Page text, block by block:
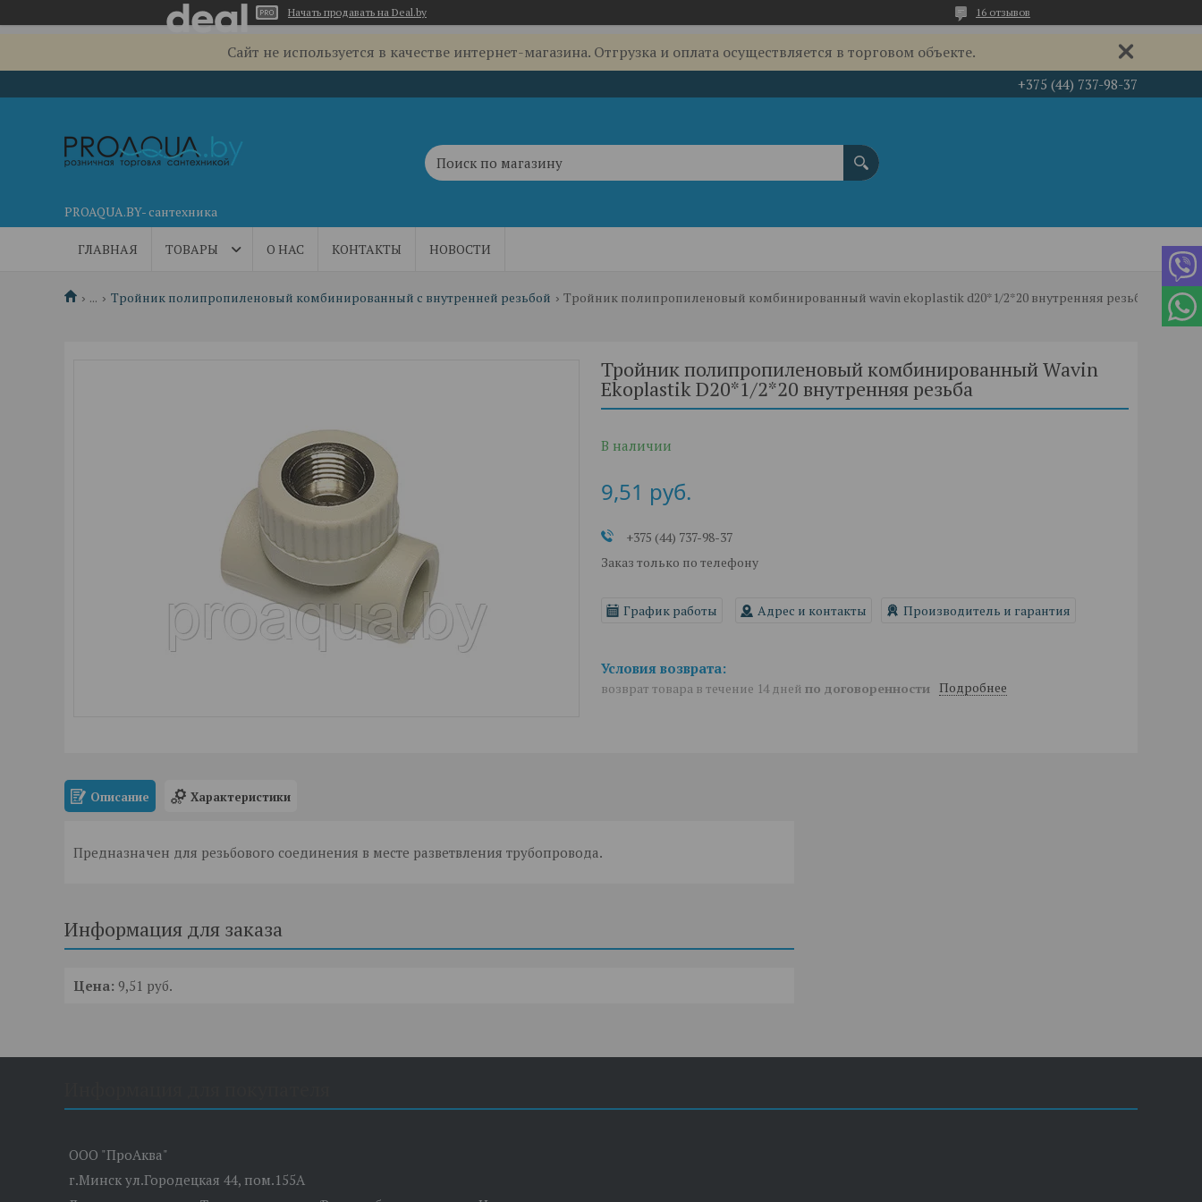
Начать продавать на Deal.by 16 отзывов
Сайт не используется в качестве интернет-магазина. Отгрузка и оплата осуществляется в торговом объекте.
+375 (44) 737-98-37
PROAQUA.BY- сантехника
ГЛАВНАЯ ТОВАРЫ О НАС КОНТАКТЫ НОВОСТИ
... Тройник полипропиленовый комбинированный с внутренней резьбой Тройник полипропиленовый комбинированный wavin ekoplastik d20*1/2*20 внутренняя резьба
Тройник полипропиленовый комбинированный Wavin
Ekoplastik D20*1/2*20 внутренняя резьба
В наличии
9,51 руб.
+375 (44) 737-98-37
Заказ только по телефону
График работы Адрес и контакты Производитель и гарантия
возврат товара в течение 14 дней по договоренности Подробнее
Описание Характеристики
Предназначен для резьбового соединения в месте разветвления трубопровода.
Информация для заказа
Цена: 9,51 руб.
ООО "ПроАква"
г.Минск ул.Городецкая 44, пом.155А